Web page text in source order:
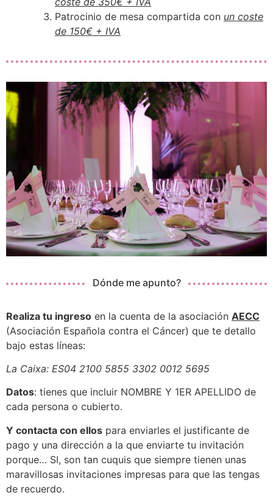
Patrocinio de mesa compartida con un coste
de 150€ + IVA
Dónde me apunto?
Realiza tu ingreso en la cuenta de la asociación AECC
(Asociación Española contra el Cáncer) que te detallo
bajo estas líneas:
La Caixa: ES04 2100 5855 3302 0012 5695
Datos: tienes que incluir NOMBRE Y 1ER APELLIDO de
cada persona o cubierto.
Y contacta con ellos para enviarles el justificante de
pago y una dirección a la que enviarte tu invitación
porque… SI, son tan cuquis que siempre tienen unas
maravillosas invitaciones impresas para que las tengas
de recuerdo.